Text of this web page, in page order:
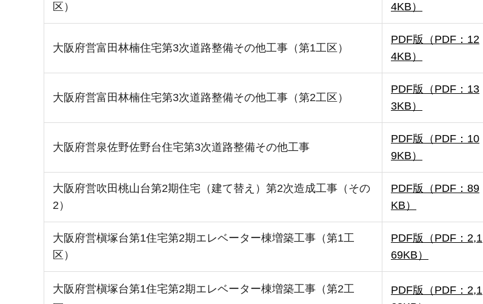
区）
4KB）
大阪府営富田林楠住宅第3次道路整備その他工事（第1工区）
PDF版（PDF：12
4KB）
大阪府営富田林楠住宅第3次道路整備その他工事（第2工区）
PDF版（PDF：13
3KB）
大阪府営泉佐野佐野台住宅第3次道路整備その他工事
PDF版（PDF：10
9KB）
大阪府営吹田桃山台第2期住宅（建て替え）第2次造成工事（その
2）
PDF版（PDF：89
KB）
大阪府営槇塚台第1住宅第2期エレベーター棟増築工事（第1工
区）
PDF版（PDF：2,1
69KB）
大阪府営槇塚台第1住宅第2期エレベーター棟増築工事（第2工
PDF版（PDF：2,1